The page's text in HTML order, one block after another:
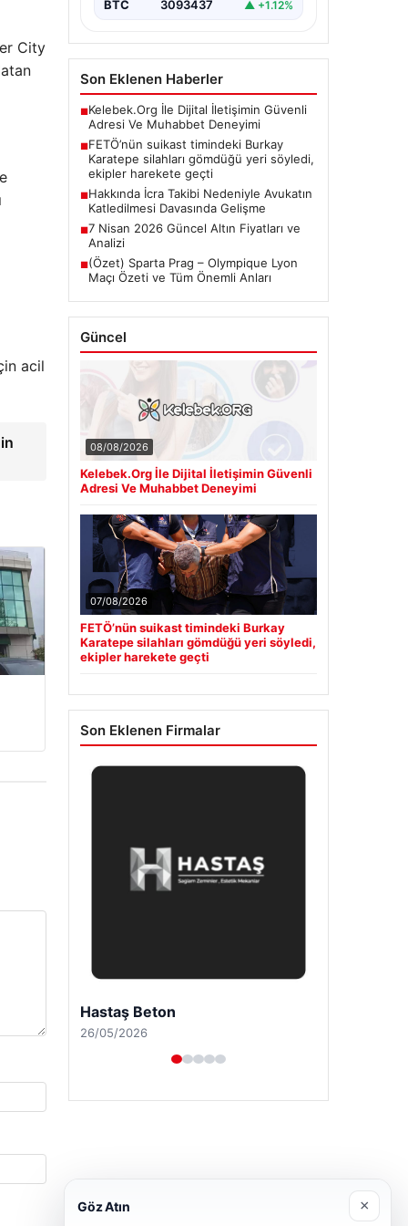
City
acil
BTC 3093437 ▲ +1.12%
Son Eklenen Haberler
■Kelebek.Org İle Dijital İletişimin Güvenli
Adresi Ve Muhabbet Deneyimi
■FETÖ’nün suikast timindeki Burkay
Karatepe silahları gömdüğü yeri söyledi,
ekipler harekete geçti
■Hakkında İcra Takibi Nedeniyle Avukatın
Katledilmesi Davasında Gelişme
■7 Nisan 2026 Güncel Altın Fiyatları ve
Analizi
■(Özet) Sparta Prag – Olympique Lyon
Maçı Özeti ve Tüm Önemli Anları
Güncel
08/08/2026
Kelebek.Org İle Dijital İletişimin Güvenli
Adresi Ve Muhabbet Deneyimi
07/08/2026
FETÖ’nün suikast timindeki Burkay
Karatepe silahları gömdüğü yeri söyledi,
ekipler harekete geçti
Son Eklenen Firmalar
Enes Kaplan Avukatlık Bürosu
28/04/2026
Göz Atın ×